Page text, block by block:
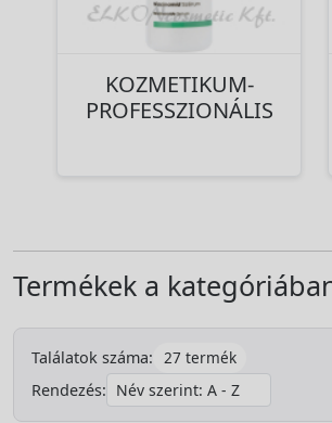
KOZMETIKUM-
PROFESSZIONÁLIS
Termékek a
Találatok száma:
27 termék
Rendezés: